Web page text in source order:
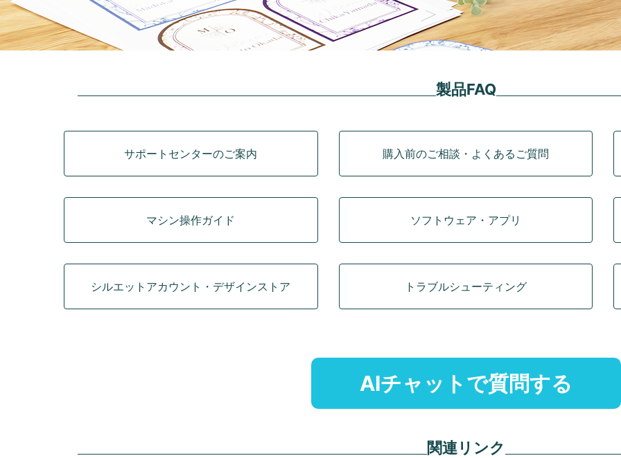
製品FAQ
サポートセンターのご案内 購入前のご相談・よくあるご質問
マシン操作ガイド ソフトウェア・アプリ
シルエットアカウント・デザインストア トラブルシューティング
AIチャットで質問する
関連リンク